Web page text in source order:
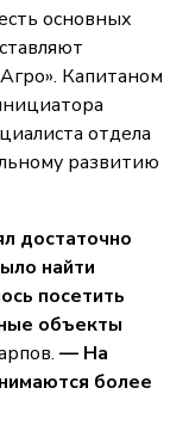
основных
Капитаном
отдела
развитию
достаточно
найти
посетить
объекты
— На
более